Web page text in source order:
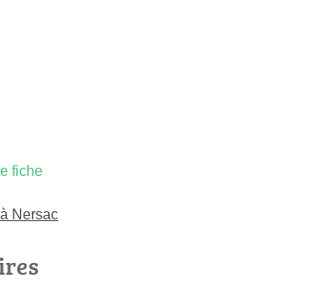
fiche
Nersac